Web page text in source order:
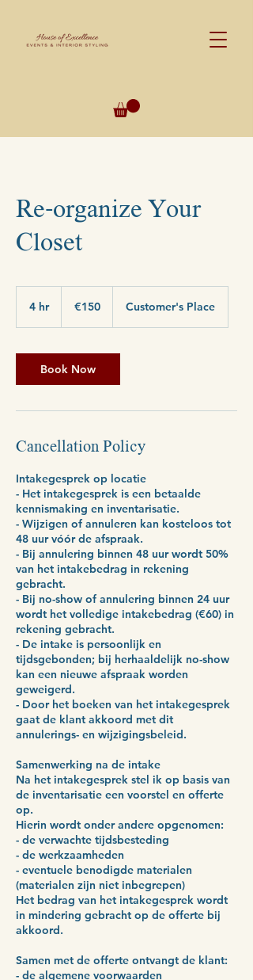
Re-organize Your
Closet
4 hr4
€150 Customer's Place
Book Now
Cancellation Policy
Intakegesprek op locatie
- Het intakegesprek is een betaalde
kennismaking en inventarisatie.
- Wijzigen of annuleren kan kosteloos tot
48 uur vóór de afspraak.
- Bij annulering binnen 48 uur wordt 50%
van het intakebedrag in rekening
gebracht.
- Bij no-show of annulering binnen 24 uur
wordt het volledige intakebedrag (€60) in
rekening gebracht.
- De intake is persoonlijk en
tijdsgebonden; bij herhaaldelijk no-show
kan een nieuwe afspraak worden
geweigerd.
- Door het boeken van het intakegesprek
gaat de klant akkoord met dit
annulerings- en wijzigingsbeleid.
Samenwerking na de intake
Na het intakegesprek stel ik op basis van
de inventarisatie een voorstel en offerte
op.
Hierin wordt onder andere opgenomen:
- de verwachte tijdsbesteding
- de werkzaamheden
- eventuele benodigde materialen
(materialen zijn niet inbegrepen)
Het bedrag van het intakegesprek wordt
in mindering gebracht op de offerte bij
akkoord.
Samen met de offerte ontvangt de klant:
- de algemene voorwaarden